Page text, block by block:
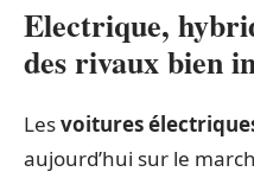
Electrique,
des rivaux bien
Lesvoitures
aujourd’hui sur le